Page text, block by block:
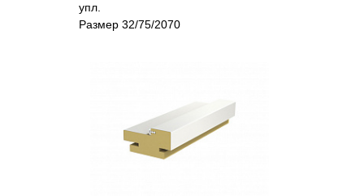
упл.
Размер 32/75/2070